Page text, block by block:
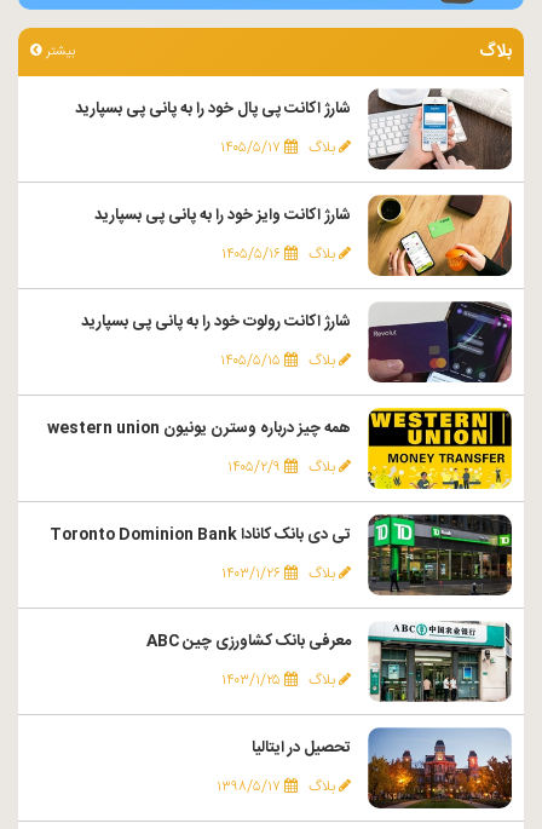
بلاگ بیشتر
شارژ اکانت پی پال خود را به پانی پی بسپارید
بلاگ ۱۴۰۵/۵/۱۷
شارژ اکانت وایز خود را به پانی پی بسپارید
بلاگ ۱۴۰۵/۵/۱۶
شارژ اکانت رولوت خود را به پانی پی بسپارید
بلاگ ۱۴۰۵/۵/۱۵
همه چیز درباره وسترن یونیون western union
بلاگ ۱۴۰۵/۲/۹
تی دی بانک کانادا Toronto Dominion Bank
بلاگ ۱۴۰۳/۱/۲۶
معرفی بانک کشاورزی چین ABC
بلاگ ۱۴۰۳/۱/۲۵
تحصیل در ایتالیا
بلاگ ۱۳۹۸/۵/۱۷